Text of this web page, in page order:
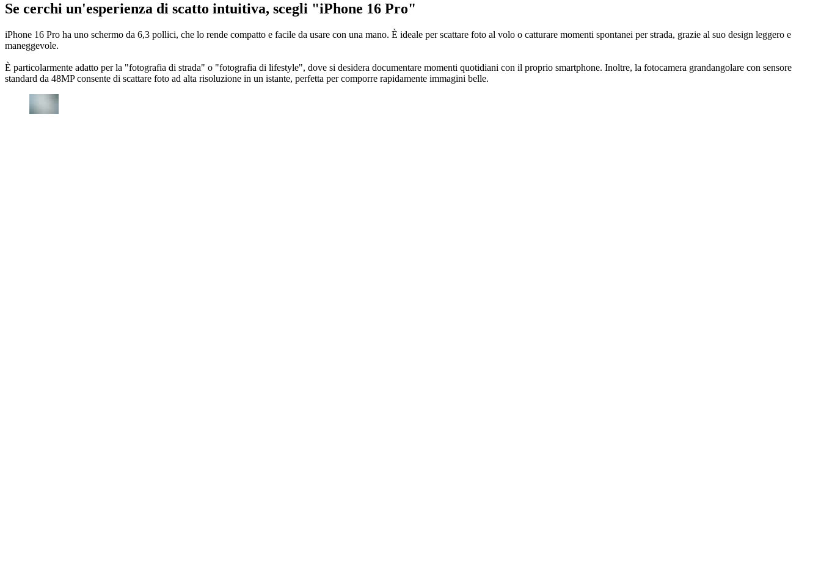
Se cerchi un'esperienza di scatto intuitiva, scegli "iPhone 16 Pro"
iPhone 16 Pro ha uno schermo da 6,3 pollici, che lo rende compatto e facile da usare con una mano. È ideale per scattare foto al volo o catturare momenti spontanei per strada, grazie al suo design leggero e
maneggevole.
È particolarmente adatto per la "fotografia di strada" o "fotografia di lifestyle", dove si desidera documentare momenti quotidiani con il proprio smartphone. Inoltre, la fotocamera grandangolare con sensore
standard da 48MP consente di scattare foto ad alta risoluzione in un istante, perfetta per comporre rapidamente immagini belle.